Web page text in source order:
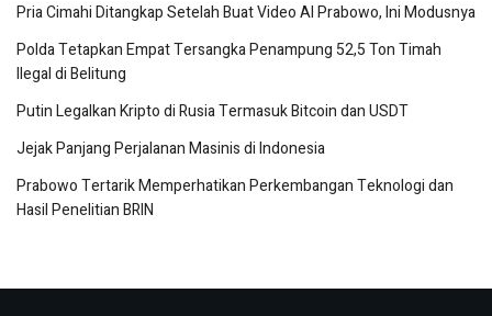
Pria Cimahi Ditangkap Setelah Buat Video AI Prabowo, Ini Modusnya
Polda Tetapkan Empat Tersangka Penampung 52,5 Ton Timah
Ilegal di Belitung
Putin Legalkan Kripto di Rusia Termasuk Bitcoin dan USDT
Jejak Panjang Perjalanan Masinis di Indonesia
Prabowo Tertarik Memperhatikan Perkembangan Teknologi dan
Hasil Penelitian BRIN